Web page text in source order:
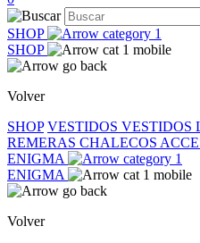
SHOP
SHOP
Volver
SHOP VESTIDOS VESTIDOS
REMERAS CHALECOS
ENIGMA
ENIGMA
Volver